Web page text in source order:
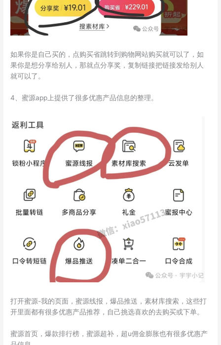
如果你是自己买的，点购买省跳转到购物网站购买就可以了，如
果你是想分享给别人，那就点分享奖，复制链接把链接发给别人
就可以了。
4、蜜源app上提供了很多优惠产品信息的整理。
打开蜜源-我的页面，蜜源线报，爆品推送，素材库搜索，这些打
开里面都有很多优惠产品推荐，自己挑选喜欢的去购买或下单。
蜜源首页，爆款排行榜，蜜源超补，超u佣金膨胀也有很多优惠产